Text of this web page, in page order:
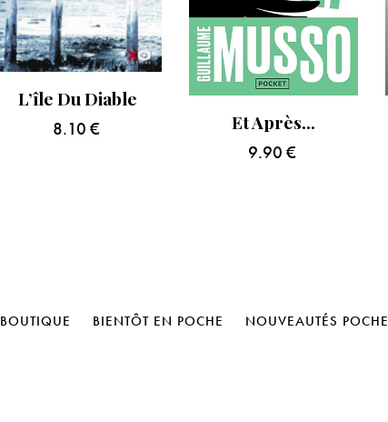
L’île Du Diable
8.10€ Et Après…
9.90€
BOUTIQUE BIENTÔT EN POCHE NOUVEAUTÉS POCHE